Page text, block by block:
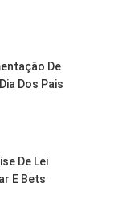
De
Dos Pais
De Lei
E Bets